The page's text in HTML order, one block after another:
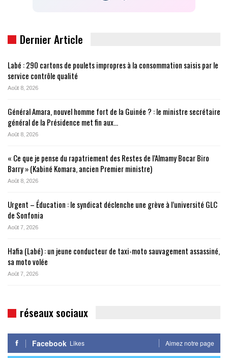
Dernier Article
Labé : 290 cartons de poulets impropres à la consommation saisis par le
service contrôle qualité
Août 8, 2026
Général Amara, nouvel homme fort de la Guinée ? : le ministre secrétaire
général de la Présidence met fin aux…
Août 8, 2026
« Ce que je pense du rapatriement des Restes de l’Almamy Bocar Biro
Barry » (Kabiné Komara, ancien Premier ministre)
Août 8, 2026
Urgent – Éducation : le syndicat déclenche une grève à l’université GLC
de Sonfonia
Août 7, 2026
Hafia (Labé) : un jeune conducteur de taxi-moto sauvagement assassiné,
sa moto volée
Août 7, 2026
réseaux sociaux
Facebook Likes Aimez notre page